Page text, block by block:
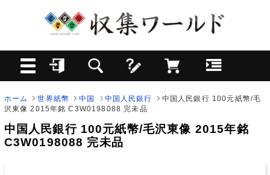
ホーム 世界紙幣 中国 中国人民銀行
中国人民銀行 100元紙幣/毛
沢東像 2015年銘 C3W0198088 完未品
中国人民銀行 100元紙幣/毛沢東像 2015年銘
C3W0198088 完未品